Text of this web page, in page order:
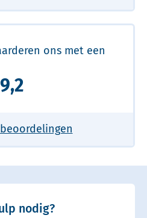
ons met een
9,2
nodig?